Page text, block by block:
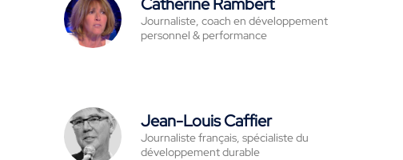
Journaliste, coach en développement
personnel & performance
Jean-Louis Caffier
Journaliste français, spécialiste du
développement durable